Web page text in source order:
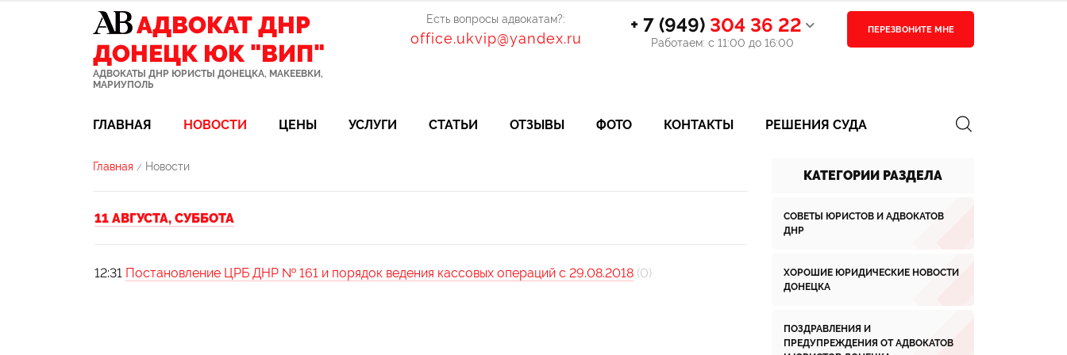
АДВОКАТ ДНР
ДОНЕЦК ЮК "ВИП"
АДВОКАТЫ ДНР ЮРИСТЫ ДОНЕЦКА, МАКЕЕВКИ,
МАРИУПОЛЬ
Есть вопросы адвокатам?:
office.ukvip@yandex.ru
+ 7 (949) 304 36 22
Работаем: с 11:00 до 16:00
ПЕРЕЗВОНИТЕ МНЕ
ГЛАВНАЯ НОВОСТИ ЦЕНЫ УСЛУГИ СТАТЬИ ОТЗЫВЫ ФОТО КОНТАКТЫ РЕШЕНИЯ СУДА
Главная / Новости
11 АВГУСТА, СУББОТА
12:31 Постановление ЦРБ ДНР № 161 и порядок ведения кассовых операций с 29.08.2018 (0)
КАТЕГОРИИ РАЗДЕЛА
СОВЕТЫ ЮРИСТОВ И АДВОКАТОВ
ДНР
ХОРОШИЕ ЮРИДИЧЕСКИЕ НОВОСТИ
ДОНЕЦКА
ПОЗДРАВЛЕНИЯ И
ПРЕДУПРЕЖДЕНИЯ ОТ АДВОКАТОВ